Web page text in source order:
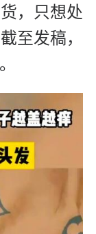
，只想处
至发稿，